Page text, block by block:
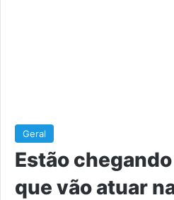
Geral
Estão
que vão atuar